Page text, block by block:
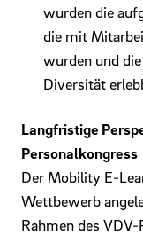
wurden die
die mit
wurden und
Diversität
Langfristige
Personalkongress
Der Mobility E-
Wettbewerb
Rahmen des